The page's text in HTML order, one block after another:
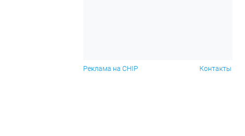
Реклама на CHIP Контакты